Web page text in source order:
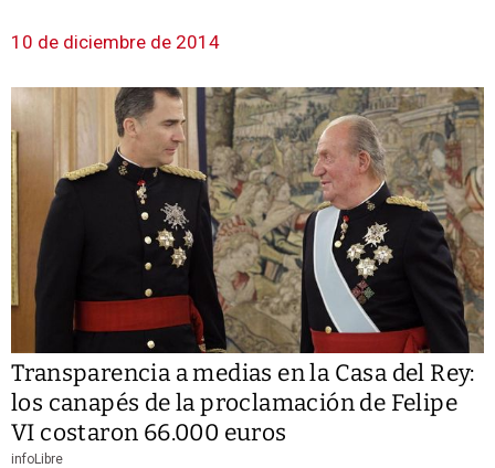
10 de diciembre de 2014
Transparencia a medias en la Casa del Rey:
los canapés de la proclamación de Felipe
VI costaron 66.000 euros
infoLibre